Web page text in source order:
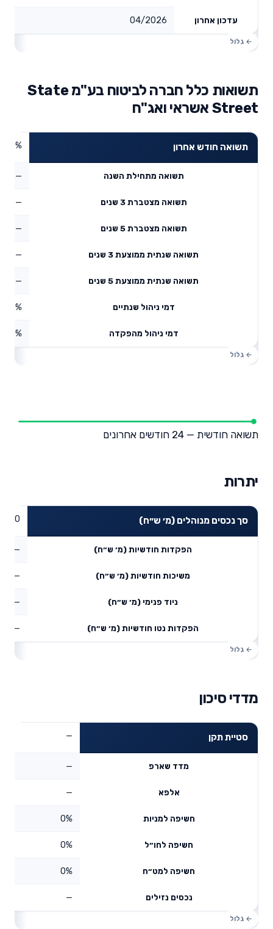
עדכון אחרון 04/2026
תשואות כלל חברה לביטוח בע"מ State
Street אשראי ואג"ח
תשואה חודש אחרון 0%
תשואה מתחילת השנה —
תשואה מצטברת 3 שנים —
תשואה מצטברת 5 שנים —
תשואה שנתית ממוצעת 3 שנים —
תשואה שנתית ממוצעת 5 שנים —
דמי ניהול שנתיים 0%
דמי ניהול מהפקדה 0%
תשואה חודשית — 24 חודשים אחרונים
יתרות
סך נכסים מנוהלים (מ׳ ש״ח) 0
הפקדות חודשיות (מ׳ ש״ח) —
משיכות חודשיות (מ׳ ש״ח) —
ניוד פנימי (מ׳ ש״ח) —
הפקדות נטו חודשיות (מ׳ ש״ח) —
מדדי סיכון
סטיית תקן —
מדד שארפ —
אלפא —
חשיפה למניות 0%
חשיפה לחו״ל 0%
חשיפה למט״ח 0%
נכסים נזילים —